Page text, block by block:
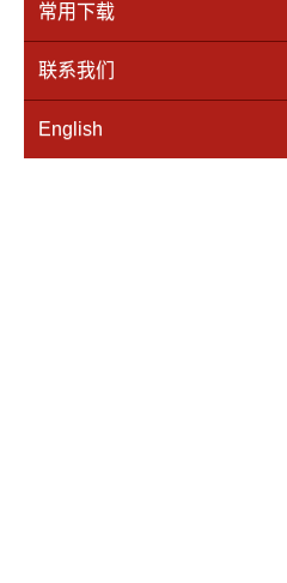
常用下载
联系我们
English